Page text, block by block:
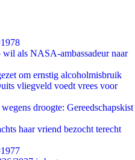
als NASA-ambassadeur naar
om ernstig alcoholmisbruik
vliegveld voedt vrees voor
droogte: Gereedschapskist
haar vriend bezocht terecht